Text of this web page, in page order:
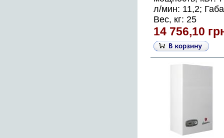
л/мин: 11,2;
Вес, кг: 25
14 756,10